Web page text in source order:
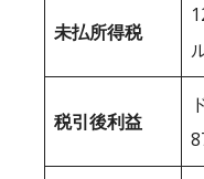
未払所得税
税引後利益